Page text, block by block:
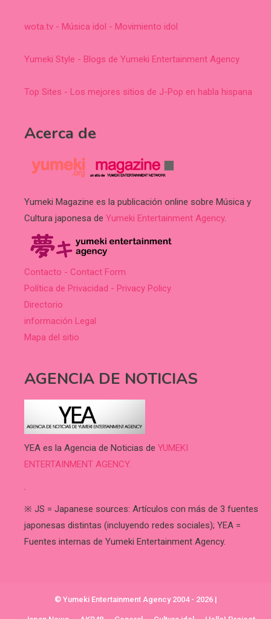
wota.tv - Música idol - Movimiento idol
Yumeki Style - Blogs de Yumeki Entertainment Agency
Top Sites - Los mejores sitios de J-Pop en habla hispana
Acerca de
Yumeki Magazine es la publicación online sobre Música y
Cultura japonesa de Yumeki Entertainment Agency.
Contacto - Contact Form
Política de Privacidad - Privacy Policy
Directorio
información Legal
Mapa del sitio
AGENCIA DE NOTICIAS
YEA es la Agencia de Noticias de YUMEKI
ENTERTAINMENT AGENCY.
.
※ JS = Japanese sources: Artículos con más de 3 fuentes
japonesas distintas (incluyendo redes sociales); YEA =
Fuentes internas de Yumeki Entertainment Agency.
© Yumeki Entertainment Agency 2004 - 2026 |